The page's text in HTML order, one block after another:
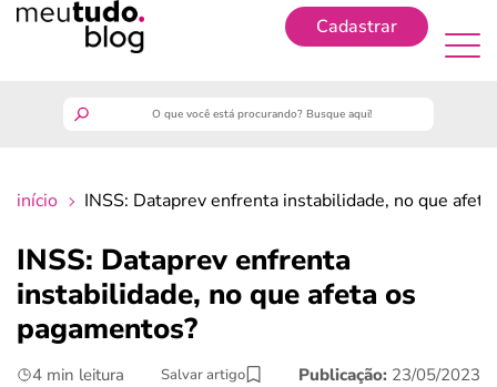
Cadastrar
finanças
benefícios
início INSS: Dataprev enfrenta instabilidade, no que
INSS: Dataprev enfrenta
instabilidade, no que afeta os
pagamentos?
4 min leitura Salvar artigo Publicação: 23/05/2023